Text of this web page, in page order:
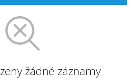
žádné záznamy